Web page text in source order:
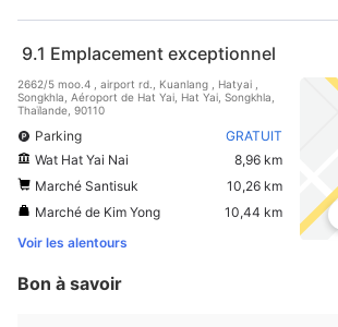
9.1 Emplacement exceptionnel
2662/5 moo.4 , airport rd., Kuanlang , Hatyai ,
Songkhla, Aéroport de Hat Yai, Hat Yai, Songkhla,
Thaïlande, 90110
Parking
GRATUIT
Wat Hat Yai Nai
8,96 km
Marché Santisuk
10,26 km
Marché de Kim Yong
10,44 km
Voir les alentours
Bon à savoir